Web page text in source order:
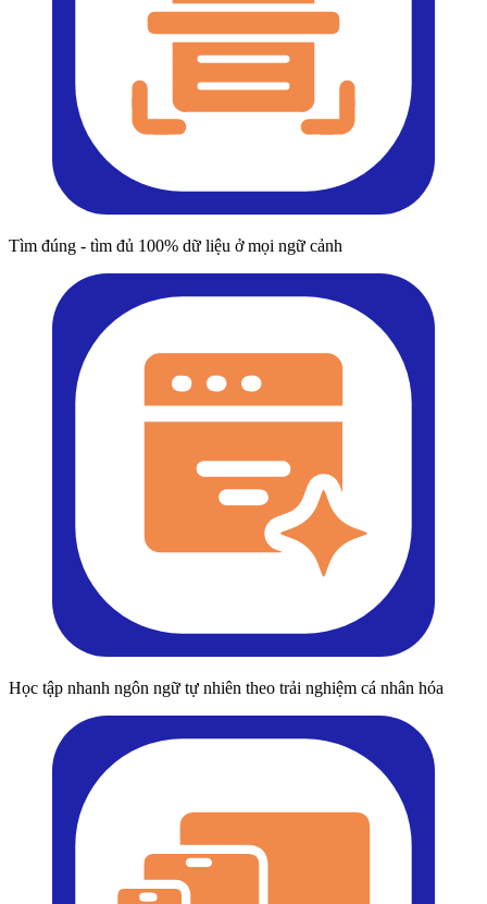
Tìm đúng - tìm đủ 100% dữ liệu ở mọi ngữ cảnh
Học tập nhanh ngôn ngữ tự nhiên theo trải nghiệm cá nhân hóa